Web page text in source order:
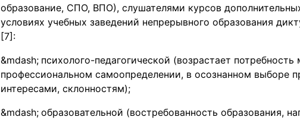
образование, СПО, ВПО), слушателями курсов
условиях учебных заведений непрерывного образования
[7]:
психолого-педагогической (возрастает
профессиональном самоопределении, в осознанном выборе
интересами, склонностям);
образовательной (востребованность образования,